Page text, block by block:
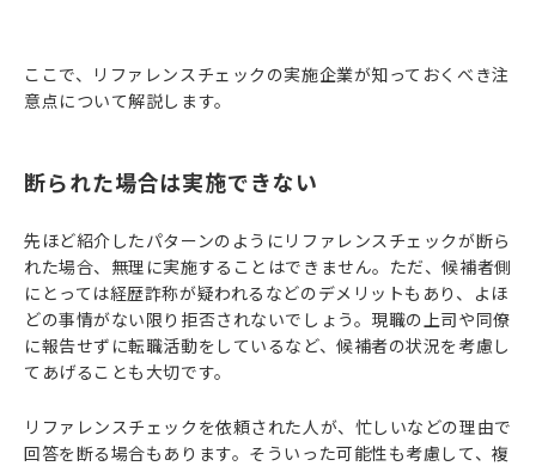
ここで、リファレンスチェックの実施企業が知っておくべき注
意点について解説します。
断られた場合は実施できない
先ほど紹介したパターンのようにリファレンスチェックが断ら
れた場合、無理に実施することはできません。ただ、候補者側
にとっては経歴詐称が疑われるなどのデメリットもあり、よほ
どの事情がない限り拒否されないでしょう。現職の上司や同僚
に報告せずに転職活動をしているなど、候補者の状況を考慮し
てあげることも大切です。
リファレンスチェックを依頼された人が、忙しいなどの理由で
回答を断る場合もあります。そういった可能性も考慮して、複